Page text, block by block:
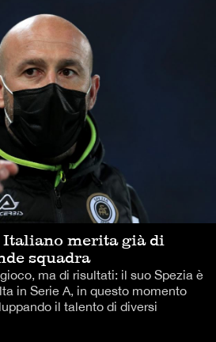
Italiano merita già di
squadra
ma di risultati: il suo Spezia è
in Serie A, in questo momento
il talento di diversi